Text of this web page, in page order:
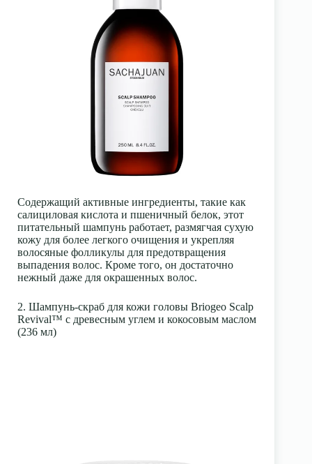
Содержащий активные ингредиенты, такие как
салициловая кислота и пшеничный белок, этот
питательный шампунь работает, размягчая сухую
кожу для более легкого очищения и укрепляя
волосяные фолликулы для предотвращения
выпадения волос. Кроме того, он достаточно
нежный даже для окрашенных волос.
2. Шампунь-скраб для кожи головы Briogeo Scalp
Revival™ с древесным углем и кокосовым маслом
(236 мл)